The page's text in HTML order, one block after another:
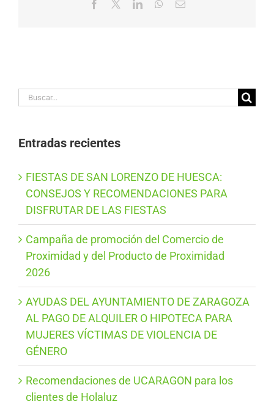
Facebook
X LinkedInWhatsApp
Correo
Buscar:
Entradas recientes
FIESTAS DE SAN LORENZO DE HUESCA:
CONSEJOS Y RECOMENDACIONES PARA
DISFRUTAR DE LAS FIESTAS
Campaña de promoción del Comercio de
Proximidad y del Producto de Proximidad
2026
AYUDAS DEL AYUNTAMIENTO DE ZARAGOZA
AL PAGO DE ALQUILER O HIPOTECA PARA
MUJERES VÍCTIMAS DE VIOLENCIA DE
GÉNERO
Recomendaciones de UCARAGON para los
clientes de Holaluz